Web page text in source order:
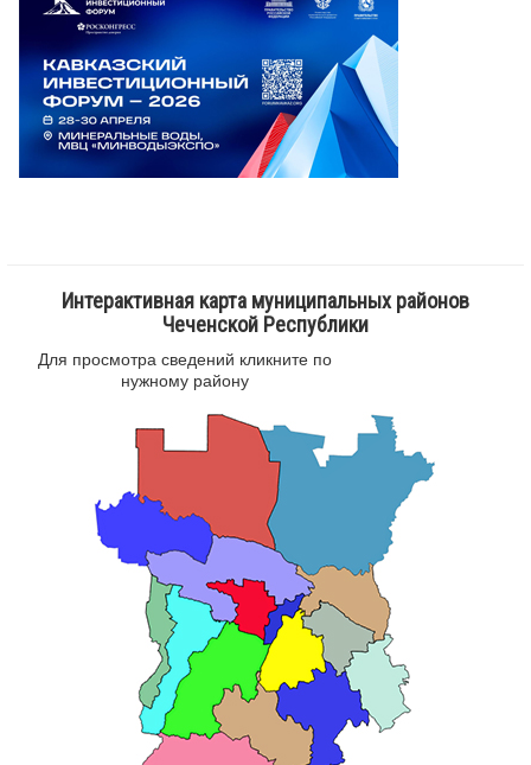
Интерактивная карта муниципальных районов
Чеченской Республики
Для просмотра сведений кликните по
нужному району